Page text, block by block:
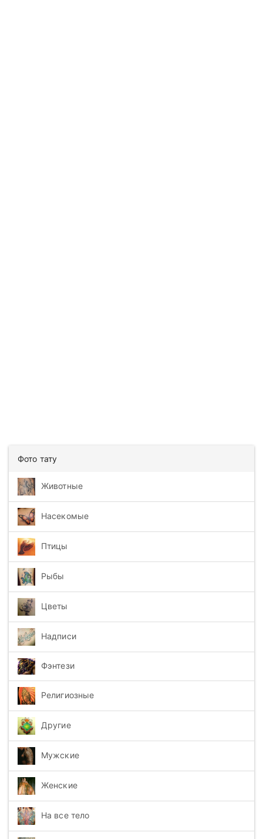
Фото тату
Животные
Насекомые
Птицы
Рыбы
Цветы
Надписи
Фэнтези
Религиозные
Другие
Мужские
Женские
На все тело